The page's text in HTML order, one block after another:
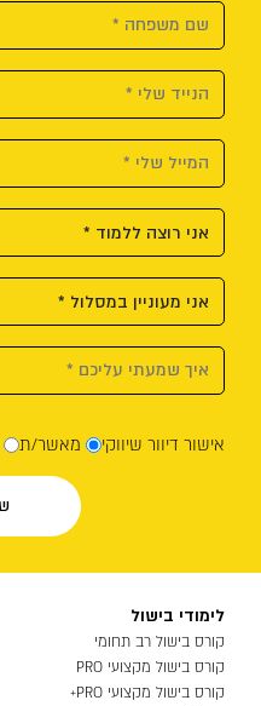
אישור דיוור שיווקי מאשר/ת
לימודי בישול
קורס בישול רב תחומי
קורס בישול מקצועי PRO
קורס בישול מקצועי PRO+